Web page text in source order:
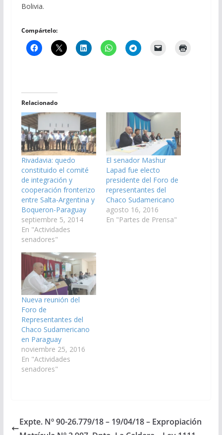
Bolivia.
Compártelo:
Relacionado
Rivadavia: quedo
constituido el comité
de integración y
cooperación fronterizo
entre Salta-Argentina y
Boqueron-Paraguay
septiembre 5, 2014
En "Actividades
senadores"
El senador Mashur
Lapad fue electo
presidente del Foro de
representantes del
Chaco Sudamericano
agosto 16, 2016
En "Partes de Prensa"
Nueva reunión del
Foro de
Representantes del
Chaco Sudamericano
en Paraguay
noviembre 25, 2016
En "Actividades
senadores"
Expte. Nº 90-26.779/18 – 19/04/18 – Expropiación